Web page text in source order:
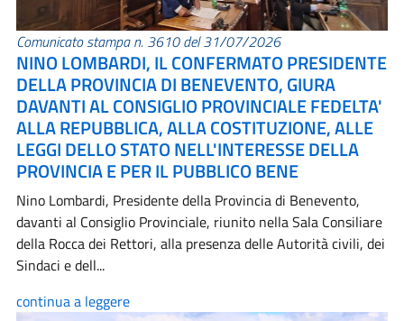
Comunicato stampa n. 3610 del 31/07/2026
NINO LOMBARDI, IL CONFERMATO PRESIDENTE
DELLA PROVINCIA DI BENEVENTO, GIURA
DAVANTI AL CONSIGLIO PROVINCIALE FEDELTA'
ALLA REPUBBLICA, ALLA COSTITUZIONE, ALLE
LEGGI DELLO STATO NELL'INTERESSE DELLA
PROVINCIA E PER IL PUBBLICO BENE
Nino Lombardi, Presidente della Provincia di Benevento,
davanti al Consiglio Provinciale, riunito nella Sala Consiliare
della Rocca dei Rettori, alla presenza delle Autorità civili, dei
Sindaci e dell...
continua a leggere